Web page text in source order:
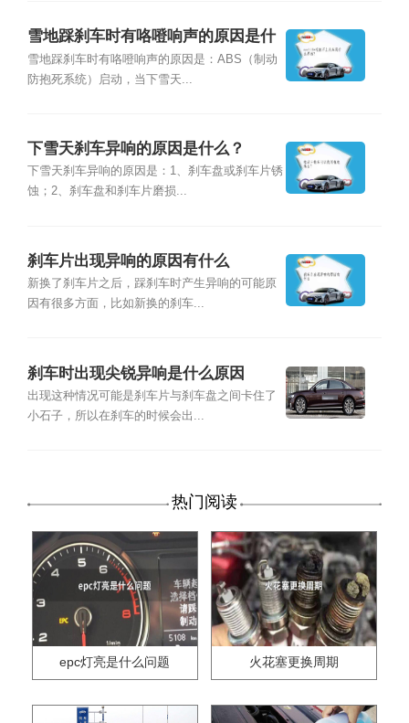
雪地踩刹车时有咯噔响声的原因是什
么？
雪地踩刹车时有咯噔响声的原因是：ABS（制动
防抱死系统）启动，当下雪天...
下雪天刹车异响的原因是什么？
下雪天刹车异响的原因是：1、刹车盘或刹车片锈
蚀；2、刹车盘和刹车片磨损...
刹车片出现异响的原因有什么
新换了刹车片之后，踩刹车时产生异响的可能原
因有很多方面，比如新换的刹车...
刹车时出现尖锐异响是什么原因
出现这种情况可能是刹车片与刹车盘之间卡住了
小石子，所以在刹车的时候会出...
热门阅读
epc灯亮是什么问题 火花塞更换周期